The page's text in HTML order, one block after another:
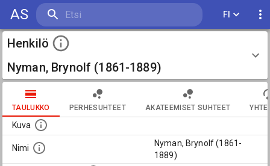
AS FI
Henkilö
Nyman, Brynolf (1861-1889)
TAULUKKO PERHESUHTEET AKATEEMISET SUHTEET
Kuva
Nimi
Nyman, Brynolf (1861-
1889)